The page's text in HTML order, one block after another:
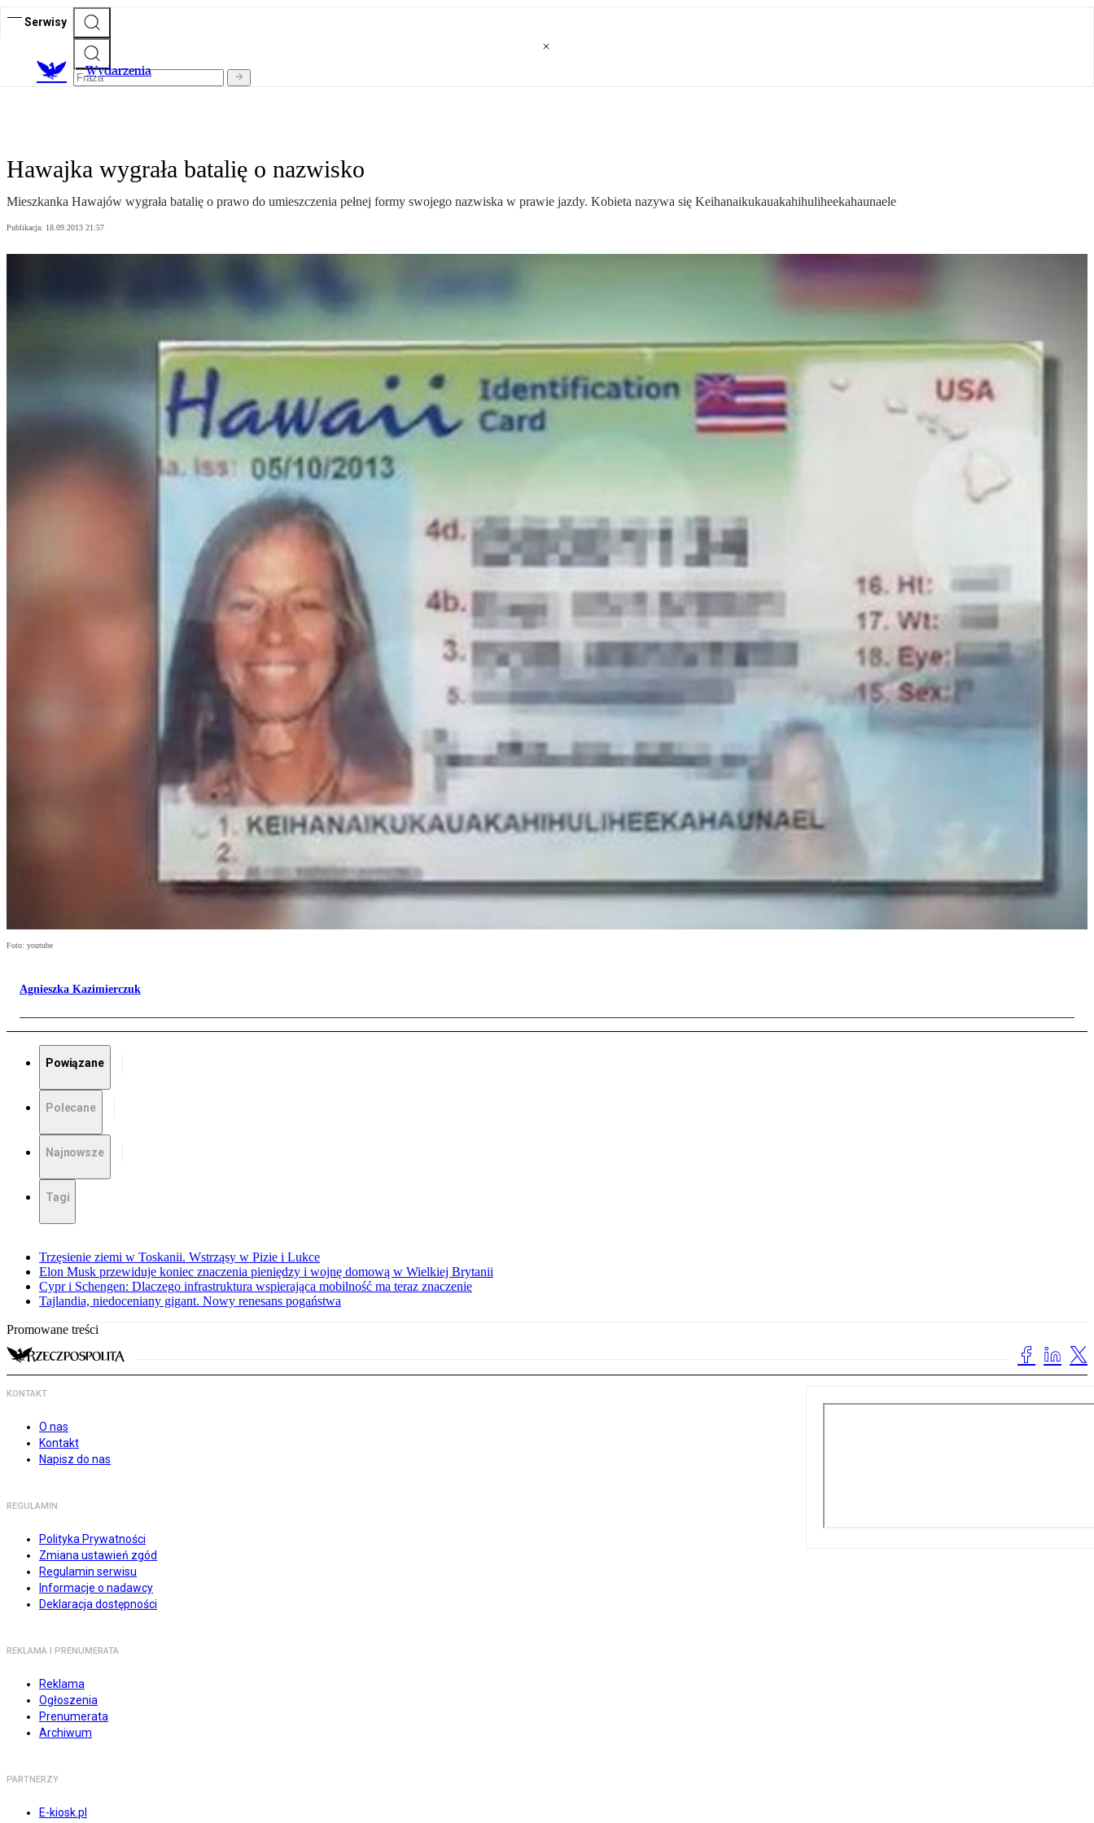
Serwisy
Wydarzenia
Hawajka wygrała batalię o nazwisko
Mieszkanka Hawajów wygrała batalię o prawo do umieszczenia pełnej formy swojego nazwiska w prawie jazdy. Kobieta nazywa się Keihanaikukauakahihuliheekahaunaele
Publikacja: 18.09.2013 21:57
Foto: youtube
Agnieszka Kazimierczuk
Powiązane
Polecane
Najnowsze
Tagi
Trzęsienie ziemi w Toskanii. Wstrząsy w Pizie i Lukce
Elon Musk przewiduje koniec znaczenia pieniędzy i wojnę domową w Wielkiej Brytanii
Cypr i Schengen: Dlaczego infrastruktura wspierająca mobilność ma teraz znaczenie
Tajlandia, niedoceniany gigant. Nowy renesans pogaństwa
Promowane treści
KONTAKT
O nas
Kontakt
Napisz do nas
REGULAMIN
Polityka Prywatności
Zmiana ustawień zgód
Regulamin serwisu
Informacje o nadawcy
Deklaracja dostępności
REKLAMA I PRENUMERATA
Reklama
Ogłoszenia
Prenumerata
Archiwum
PARTNERZY
E-kiosk.pl